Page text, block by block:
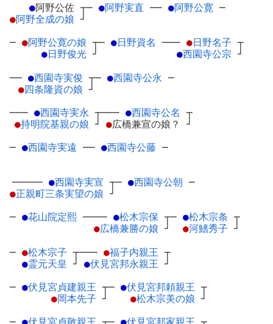
●阿野公佐 ┬
●阿野全成の娘 ┘
─ ●阿野実直 ── ●阿野公寛 ─
─ ●阿野公寛の娘 ┬
●日野俊光 ┘
─ ●日野資名 ─── ●日野名子 ┬
●西園寺公宗 ┘
── ●西園寺実俊 ┬
●四条隆資の娘 ┘
─ ●西園寺公永 ─
─── ●西園寺実永 ┬
●持明院基親の娘 ┘
─── ●西園寺公名 ┬
●広橋兼宣の娘？ ┘
─ ●西園寺実遠 ── ●西園寺公藤 ─
───── ●西園寺実宣 ┬
●正親町三条実望の娘 ┘
─ ●西園寺公朝 ─
─ ●花山院定熙 ──── ●松木宗保 ┬
●広橋兼勝の娘 ┘
─ ●松木宗条 ┬
●河鰭秀子 ┘
─ ●松木宗子 ┬
●霊元天皇 ┘
─── ●福子内親王 ┬
●伏見宮邦永親王 ┘
─ ●伏見宮貞建親王 ┬
●岡本先子 ┘
─ ●伏見宮邦頼親王 ┬
●松木宗美の娘 ┘